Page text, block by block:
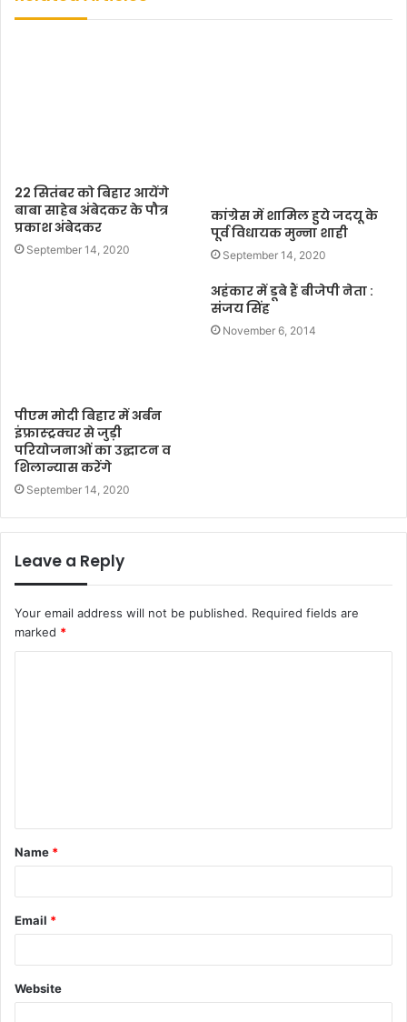
22 सितंबर को बिहार आयेंगे
बाबा साहेब अंबेदकर के पौत्र
प्रकाश अंबेदकर
September 14, 2020
कांग्रेस में शामिल हुये जदयू के
पूर्व विधायक मुन्ना शाही
September 14, 2020
पीएम मोदी बिहार में अर्बन
इंफ्रास्ट्रक्चर से जुड़ी
परियोजनाओं का उद्घाटन व
शिलान्यास करेंगे
September 14, 2020
अहंकार में डूबे हैं बीजेपी नेता :
संजय सिंह
November 6, 2014
Leave a Reply
Your email address will not be published. Required fields are
marked *
t
*
Name *
Email *
Website